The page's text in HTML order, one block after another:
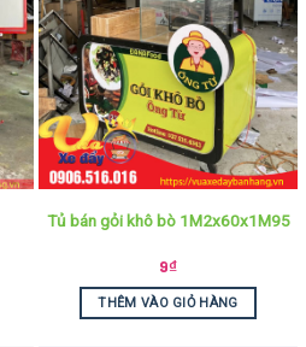
Tủ bán gỏi khô bò 1M2x60x1M95
9₫
THÊM VÀO GIỎ HÀNG